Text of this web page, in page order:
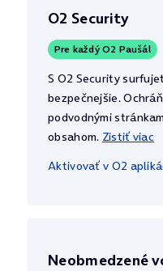
O2 Security
Pre každý O2 Paušál
S O2 Security
bezpečnejšie.
podvodnými
obsahom. Zistiť viac
Aktivovať v O2
Neobmedzené